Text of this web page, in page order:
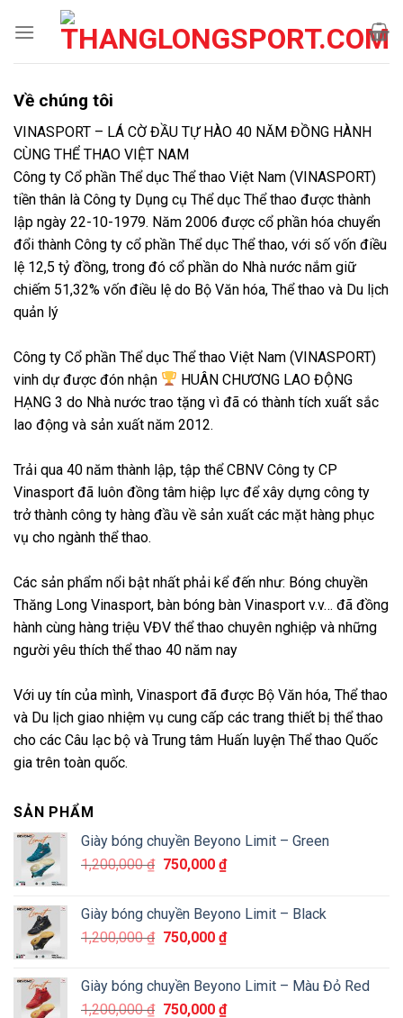
qua
Về chúng tôi
VINASPORT – LÁ CỜ ĐẦU TỰ HÀO 40 NĂM ĐỒNG HÀNH
CÙNG THỂ THAO VIỆT NAM
Công ty Cổ phần Thể dục Thể thao Việt Nam (VINASPORT)
tiền thân là Công ty Dụng cụ Thể dục Thể thao được thành
lập ngày 22-10-1979. Năm 2006 được cổ phần hóa chuyển
đổi thành Công ty cổ phần Thể dục Thể thao, với số vốn điều
lệ 12,5 tỷ đồng, trong đó cổ phần do Nhà nước nắm giữ
chiếm 51,32% vốn điều lệ do Bộ Văn hóa, Thể thao và Du lịch
quản lý
Công ty Cổ phần Thể dục Thể thao Việt Nam (VINASPORT)
vinh dự được đón nhận
HUÂN CHƯƠNG LAO ĐỘNG
HẠNG 3 do Nhà nước trao tặng vì đã có thành tích xuất sắc
lao động và sản xuất năm 2012.
Trải qua 40 năm thành lập, tập thể CBNV Công ty CP
Vinasport đã luôn đồng tâm hiệp lực để xây dựng công ty
trở thành công ty hàng đầu về sản xuất các mặt hàng phục
vụ cho ngành thể thao.
Các sản phẩm nổi bật nhất phải kể đến như: Bóng chuyền
Thăng Long Vinasport, ️bàn bóng bàn Vinasport v.v… đã đồng
hành cùng hàng triệu VĐV thể thao chuyên nghiệp và những
người yêu thích thể thao 40 năm nay
Với uy tín của mình, Vinasport đã được Bộ Văn hóa, Thể thao
và Du lịch giao nhiệm vụ cung cấp các trang thiết bị thể thao
cho các Câu lạc bộ và Trung tâm Huấn luyện Thể thao Quốc
gia trên toàn quốc.
SẢN PHẨM
Giày bóng chuyền Beyono Limit – Green
1,200,000₫ 750,000 ₫
Giày bóng chuyền Beyono Limit – Black
1,200,000₫ 750,000 ₫
Giày bóng chuyền Beyono Limit – Màu Đỏ Red
1,200,000₫ 750,000 ₫